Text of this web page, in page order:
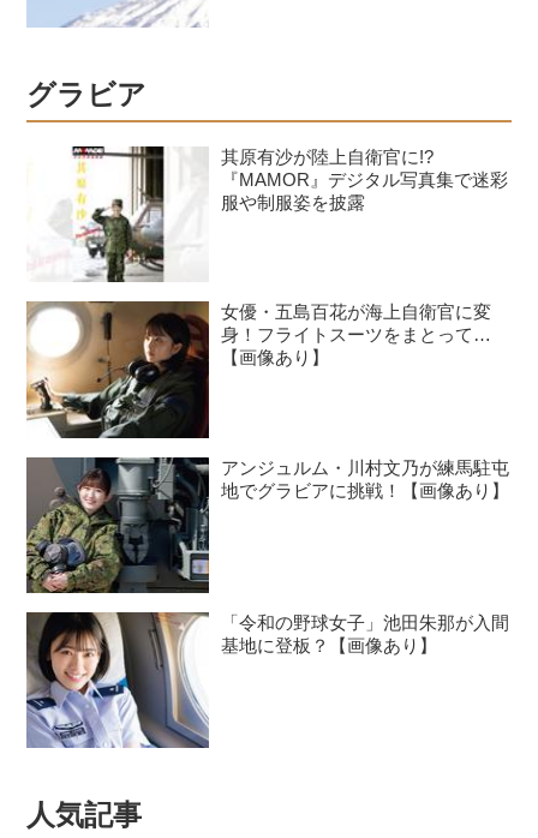
グラビア
其原有沙が陸上自衛官に!?
『MAMOR』デジタル写真集で迷彩
服や制服姿を披露
女優・五島百花が海上自衛官に変
身！フライトスーツをまとって…
【画像あり】
アンジュルム・川村文乃が練馬駐屯
地でグラビアに挑戦！【画像あり】
「令和の野球女子」池田朱那が入間
基地に登板？【画像あり】
人気記事